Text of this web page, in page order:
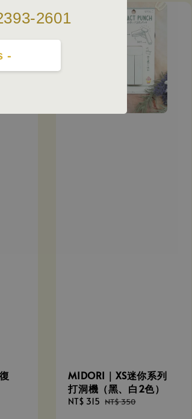
2601
-
MIDORI｜XS迷你系列
打洞機（黑、白2色）
Sale
NT$ 315 Regular
NT$ 350